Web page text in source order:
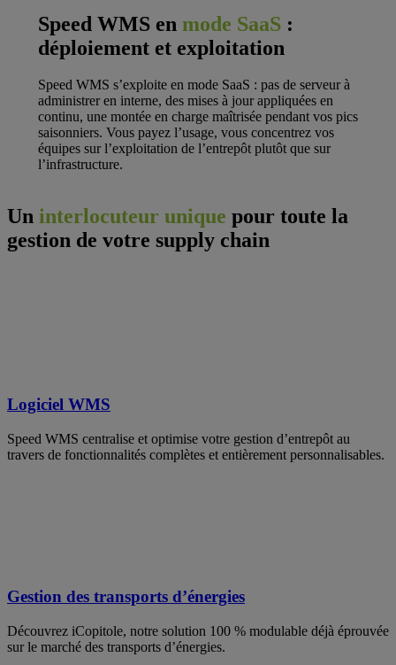
Speed WMS en mode SaaS :
déploiement et exploitation
Speed WMS s’exploite en mode SaaS : pas de serveur à
administrer en interne, des mises à jour appliquées en
continu, une montée en charge maîtrisée pendant vos pics
saisonniers. Vous payez l’usage, vous concentrez vos
équipes sur l’exploitation de l’entrepôt plutôt que sur
l’infrastructure.
Un interlocuteur unique pour toute la
gestion de votre supply chain
Logiciel WMS
Speed WMS centralise et optimise votre gestion d’entrepôt au
travers de fonctionnalités complètes et entièrement personnalisables.
Gestion des transports d’énergies
Découvrez iCopitole, notre solution 100 % modulable déjà éprouvée
sur le marché des transports d’énergies.